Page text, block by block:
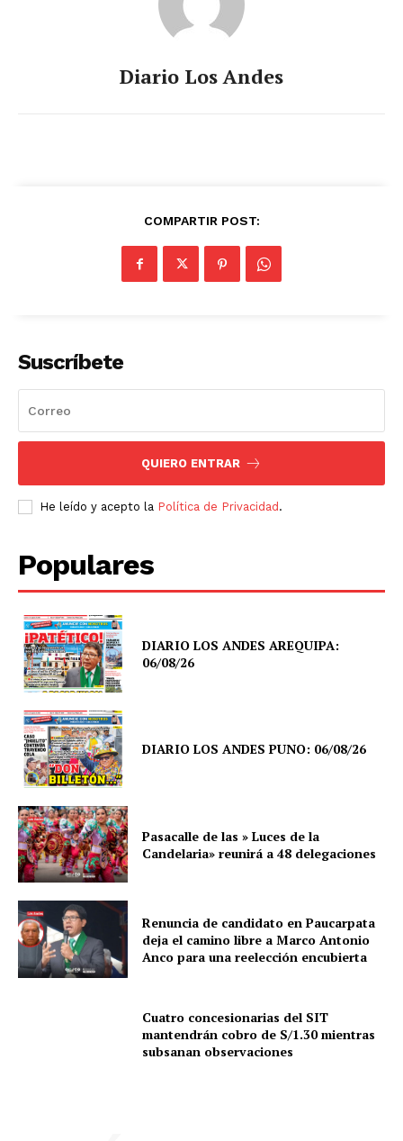
Diario Los Andes
COMPARTIR POST:
Suscríbete
QUIERO ENTRAR
He leído y acepto la Política de Privacidad .
Populares
DIARIO LOS ANDES AREQUIPA:
06/08/26
DIARIO LOS ANDES PUNO: 06/08/26
Pasacalle de las » Luces de la
Candelaria» reunirá a 48 delegaciones
Renuncia de candidato en Paucarpata
deja el camino libre a Marco Antonio
Anco para una reelección encubierta
Cuatro concesionarias del SIT
mantendrán cobro de S/1.30 mientras
subsanan observaciones